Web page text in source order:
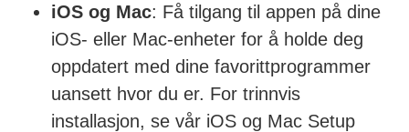
iOS og Mac: Få tilgang til appen på dine
iOS- eller Mac-enheter for å holde deg
oppdatert med dine favorittprogrammer
uansett hvor du er. For trinnvis
installasjon, se vår iOS og Mac Setup